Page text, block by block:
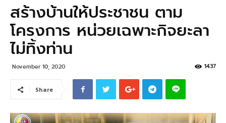
สร้างบ้านให้ประชาชน ตาม
โครงการ หน่วยเฉพาะกิจยะลา
ไม่ทิ้งท่าน
November 10, 2020 1437
Share